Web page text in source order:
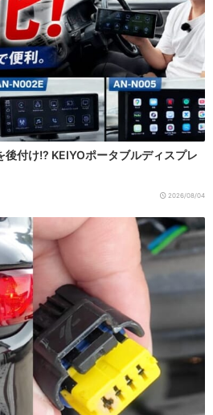
後付け!? KEIYOポータブルディスプレ
2026/08/04